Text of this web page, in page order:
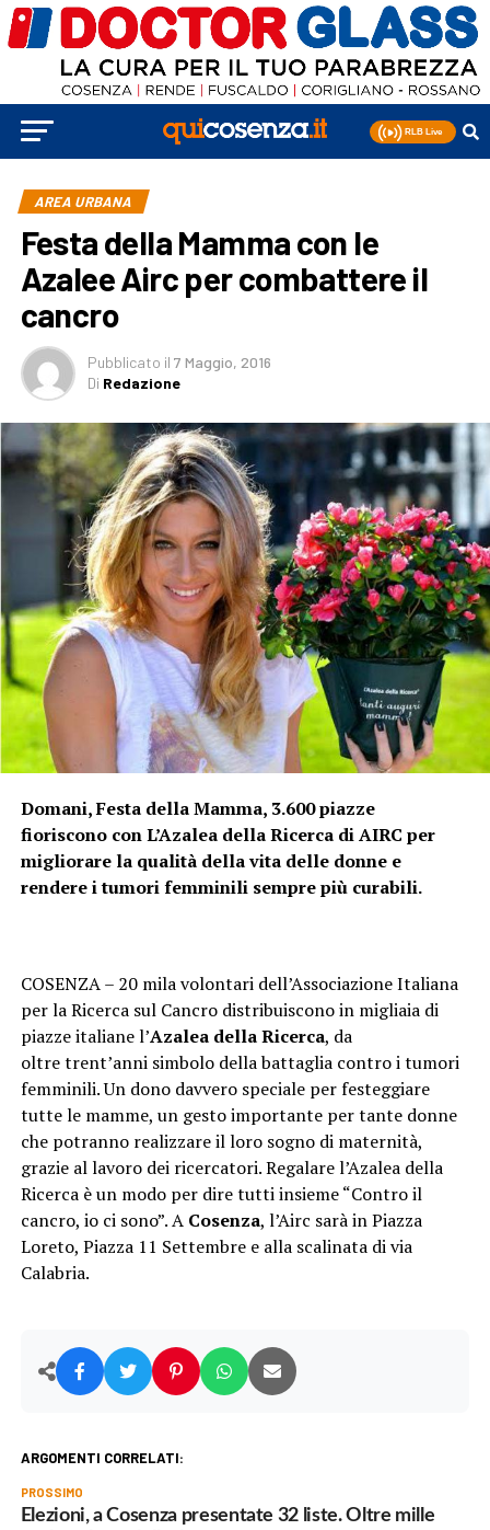
AREA URBANA
Festa della Mamma con le
Azalee Airc per combattere il
cancro
Pubblicato il 7 Maggio, 2016
Di Redazione
Domani, Festa della Mamma, 3.600 piazze
fioriscono con L’Azalea della Ricerca di AIRC per
migliorare la qualità della vita delle donne e
rendere i tumori femminili sempre più curabili.
COSENZA – 20 mila volontari dell’Associazione Italiana
per la Ricerca sul Cancro distribuiscono in migliaia di
piazze italiane l’Azalea della Ricerca, da
oltre trent’anni simbolo della battaglia contro i tumori
femminili. Un dono davvero speciale per festeggiare
tutte le mamme, un gesto importante per tante donne
che potranno realizzare il loro sogno di maternità,
grazie al lavoro dei ricercatori. Regalare l’Azalea della
Ricerca è un modo per dire tutti insieme “Contro il
cancro, io ci sono”. A Cosenza, l’Airc sarà in Piazza
Loreto, Piazza 11 Settembre e alla scalinata di via
Calabria.
ARGOMENTI CORRELATI:
PROSSIMO
Elezioni, a Cosenza presentate 32 liste. Oltre mille